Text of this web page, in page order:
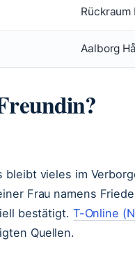
Aalborg
bleibt vieles im
Frau namens
bestätigt. T-Online
Quellen.